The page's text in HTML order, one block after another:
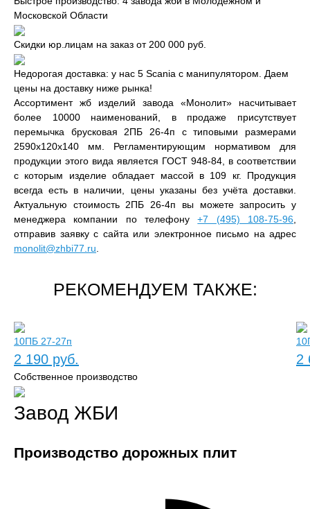
Московской Области
Скидки юр.лицам на заказ от 200 000 руб.
Недорогая доставка: у нас 5 Scania с манипулятором. Даем
цены на доставку ниже рынка!
Ассортимент жб изделий завода «Монолит» насчитывает
более 10000 наименований, в продаже присутствует
перемычка брусковая 2ПБ 26-4п с типовыми размерами
2590x120x140 мм. Регламентирующим нормативом для
продукции этого вида является ГОСТ 948-84, в соответствии
с которым изделие обладает массой в 109 кг. Продукция
всегда есть в наличии, цены указаны без учёта доставки.
Актуальную стоимость 2ПБ 26-4п вы можете запросить у
менеджера компании по телефону+7 (495) 108-75-96
отправив заявку с сайта или электронное письмо на адрес
monolit@zhbi77.ru
РЕКОМЕНДУЕМ ТАКЖЕ:
10ПБ 27-27п
2 190 руб. 2
Собственное производство
Завод ЖБИ
Производство дорожных плит